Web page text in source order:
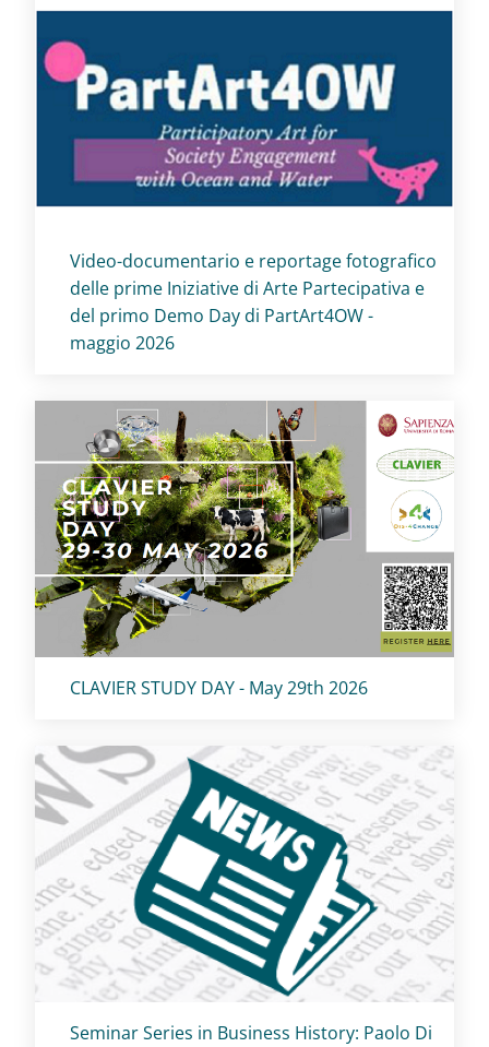
Titolo card:
Video-documentario e reportage fotografico
delle prime Iniziative di Arte Partecipativa e
del primo Demo Day di PartArt4OW -
maggio 2026
Titolo card:
CLAVIER STUDY DAY - May 29th 2026
Titolo card:
Seminar Series in Business History: Paolo Di